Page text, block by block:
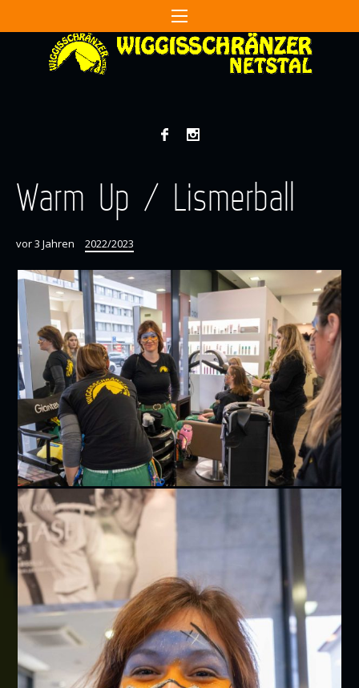
Warm Up / Lismerball
vor 3 Jahren 2022/2023